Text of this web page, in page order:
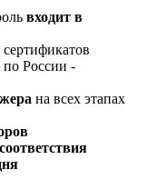
входит в
по России -
на всех этапах